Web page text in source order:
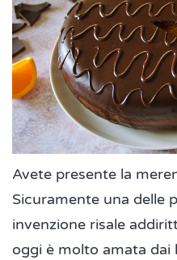
Avete presente la
Sicuramente una delle
invenzione risale
oggi è molto amata dai